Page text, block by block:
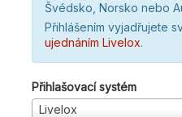
Švédsko, Norsko nebo
Přihlášením vyjadřujete
ujednáním Livelox.
Přihlašovací systém
Livelox